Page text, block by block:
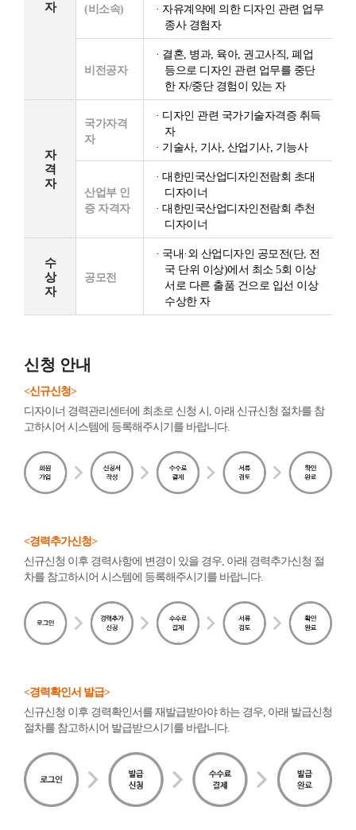
자
(비소속)
· 자유계약에 의한 디자인 관련 업무
종사 경험자
비전공자
· 결혼, 병과, 육아, 권고사직, 폐업
등으로 디자인 관련 업무를 중단
한 자/중단 경험이 있는 자
자
격
자
국가자격
자
· 디자인 관련 국가기술자격증 취득
자
· 기술사, 기사, 산업기사, 기능사
산업부 인
증 자격자
· 대한민국산업디자인전람회 초대
디자이너
· 대한민국산업디자인전람회 추천
디자이너
수
상
자
공모전
· 국내·외 산업디자인 공모전(단, 전
국 단위 이상)에서 최소 5회 이상
서로 다른 출품 건으로 입선 이상
수상한 자
신청 안내
<신규신청>
디자이너 경력관리센터에 최초로 신청 시, 아래 신규신청 절차를 참
고하시어 시스템에 등록해주시기를 바랍니다.
<경력추가신청>
신규신청 이후 경력사항에 변경이 있을 경우, 아래 경력추가신청 절
차를 참고하시어 시스템에 등록해주시기를 바랍니다.
<경력확인서 발급>
신규신청 이후 경력확인서를 재발급받아야 하는 경우, 아래 발급신청
절차를 참고하시어 발급받으시기를 바랍니다.